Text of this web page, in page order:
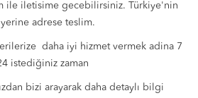
ile iletisime gecebilirsiniz. Türkiye'nin
adrese teslim.
daha iyi hizmet vermek adina 7
istediğiniz zaman
bizi arayarak daha detaylı bilgi